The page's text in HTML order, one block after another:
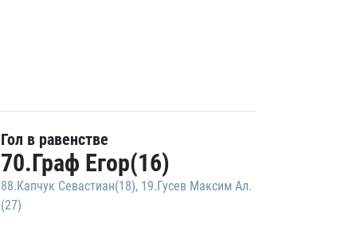
Гол в равенстве
70.Граф Егор(16)
88.Капчук Севастиан(18), 19.Гусев Максим Ал.
(27)